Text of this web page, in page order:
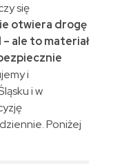
się
otwiera drogę
ale to materiał
i
i w
Poniżej